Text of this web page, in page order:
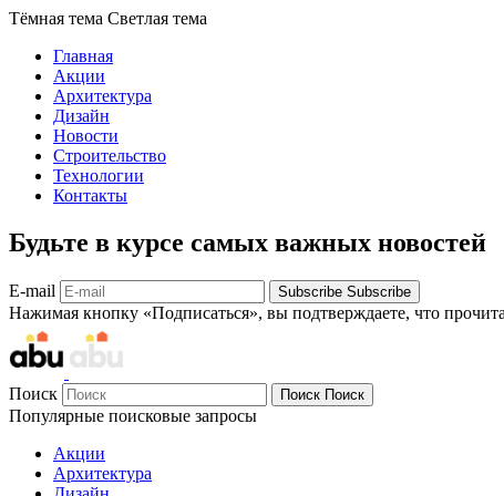
Тёмная тема Светлая тема
Главная
Акции
Архитектура
Дизайн
Новости
Строительство
Технологии
Контакты
Будьте в курсе самых важных новостей
E-mail Subscribe Subscribe
Нажимая кнопку «Подписаться», вы подтверждаете, что
Поиск Поиск Поиск
Популярные поисковые запросы
Акции
Архитектура